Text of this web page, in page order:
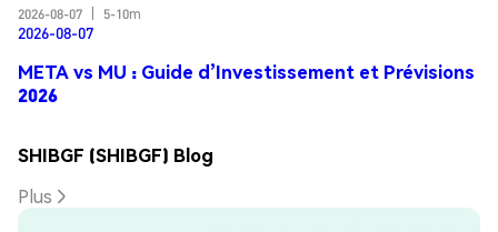
2026-08-07
5-10m
2026-08-07
META vs MU : Guide d’Investissement et Prévisions
2026
SHIBGF (SHIBGF) Blog
Plus